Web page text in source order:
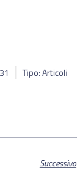
Tipo: Articoli
Successivo